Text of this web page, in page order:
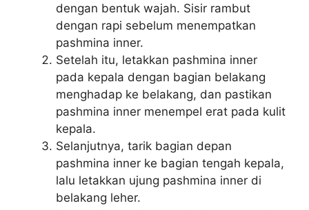
dengan bentuk wajah. Sisir rambut
dengan rapi sebelum menempatkan
pashmina inner.
Setelah itu, letakkan pashmina inner
pada kepala dengan bagian belakang
menghadap ke belakang, dan pastikan
pashmina inner menempel erat pada kulit
kepala.
Selanjutnya, tarik bagian depan
pashmina inner ke bagian tengah kepala,
lalu letakkan ujung pashmina inner di
belakang leher.